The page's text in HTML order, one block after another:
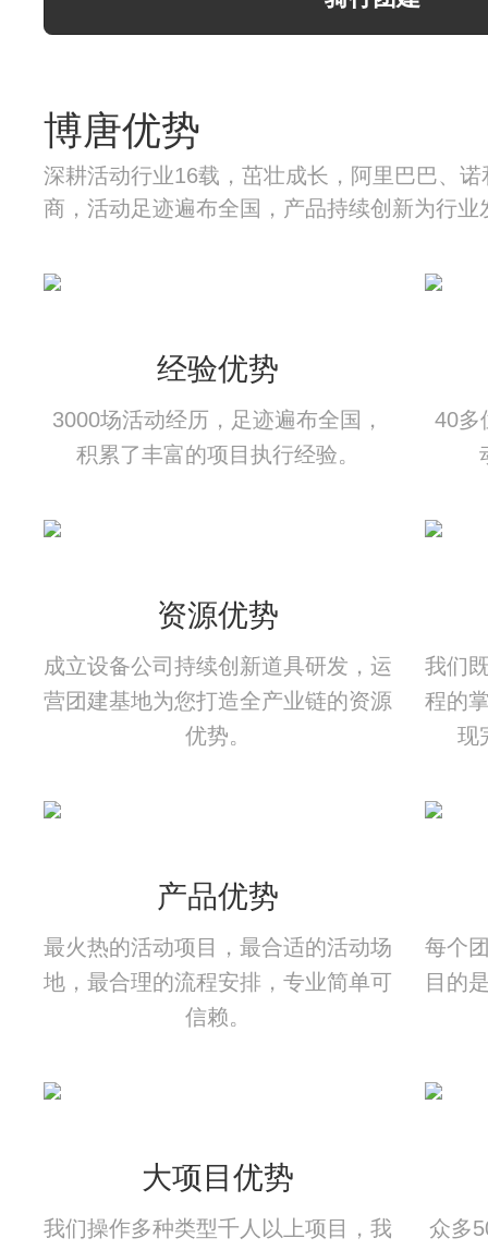
博唐优势
深耕活动行业16载，茁壮成长，阿里巴巴、
商，活动足迹遍布全国，产品持续创新为行业
经验优势
3000场活动经历，足迹遍布全国，
积累了丰富的项目执行经验。
40多
资源优势
成立设备公司持续创新道具研发，运
营团建基地为您打造全产业链的资源
优势。
我们
程的
现
产品优势
最火热的活动项目，最合适的活动场
地，最合理的流程安排，专业简单可
信赖。
每个
目的
大项目优势
我们操作多种类型千人以上项目，我
众多